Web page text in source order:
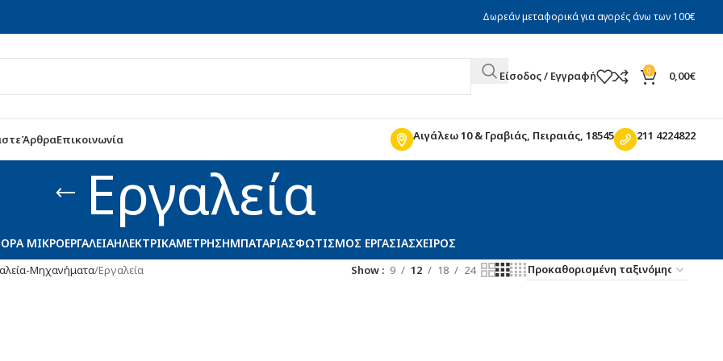
Δωρεάν μεταφορικά για αγορές άνω των 100€
Είσοδος / Εγγραφή 0 0,00€
ΆρθραΕπικοινωνία Αιγάλεω 10 & Γραβιάς, Πειραιάς, 18545 211 4224822
Εργαλεία
ΜΙΚΡΟΕΡΓΑΛΕΊΑΗΛΕΚΤΡΙΚΆΜΈΤΡΗΣΗΜΠΑΤΑΡΊΑΣΦΩΤΙΣΜΌΣ ΕΡΓΑΣΊΑΣΧΕΙΡΌΣ
Μηχανήματα Εργαλεία Show 9 12 18 24